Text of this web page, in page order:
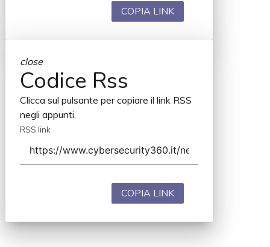
COPIA LINK
close
Codice Rss
Clicca sul pulsante per copiare il link RSS
negli appunti.
RSS link
COPIA LINK